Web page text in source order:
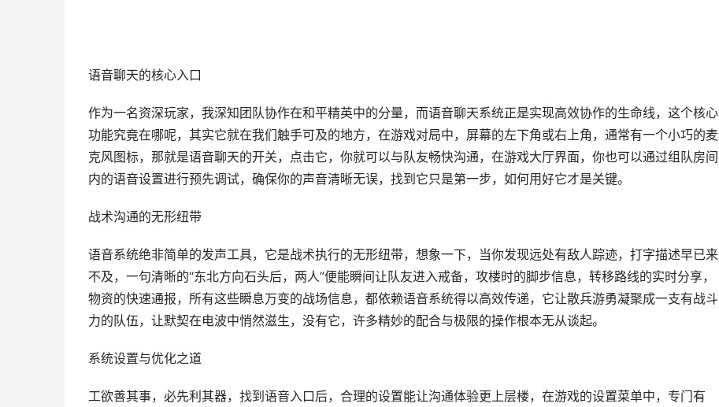
语音聊天的核心入口
作为一名资深玩家，我深知团队协作在和平精英中的分量，而语音聊天系统正是实现高效协作的生命线，这个核心
功能究竟在哪呢，其实它就在我们触手可及的地方，在游戏对局中，屏幕的左下角或右上角，通常有一个小巧的麦
克风图标，那就是语音聊天的开关，点击它，你就可以与队友畅快沟通，在游戏大厅界面，你也可以通过组队房间
内的语音设置进行预先调试，确保你的声音清晰无误，找到它只是第一步，如何用好它才是关键。
战术沟通的无形纽带
语音系统绝非简单的发声工具，它是战术执行的无形纽带，想象一下，当你发现远处有敌人踪迹，打字描述早已来
不及，一句清晰的“东北方向石头后，两人”便能瞬间让队友进入戒备，攻楼时的脚步信息，转移路线的实时分享，
物资的快速通报，所有这些瞬息万变的战场信息，都依赖语音系统得以高效传递，它让散兵游勇凝聚成一支有战斗
力的队伍，让默契在电波中悄然滋生，没有它，许多精妙的配合与极限的操作根本无从谈起。
系统设置与优化之道
工欲善其事，必先利其器，找到语音入口后，合理的设置能让沟通体验更上层楼，在游戏的设置菜单中，专门有